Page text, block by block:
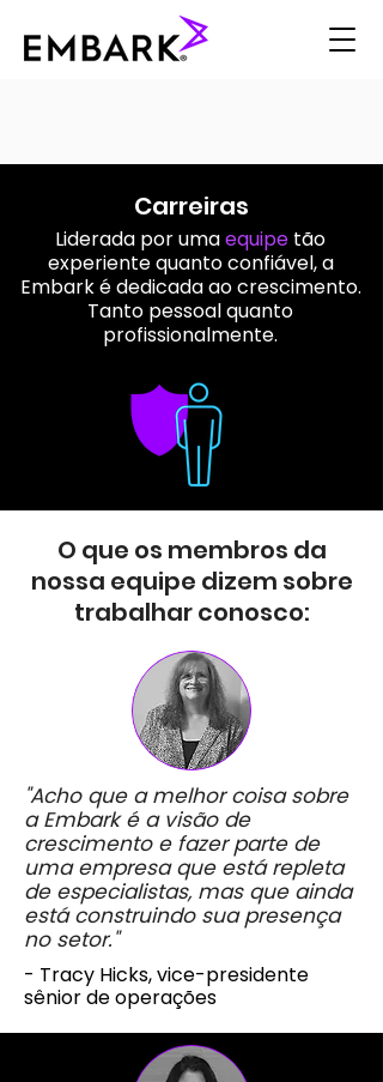
Carreiras
Liderada por umaequipe tão
experiente quanto confiável, a
Embark é dedicada ao crescimento.
Tanto pessoal quanto
profissionalmente.
O que os membros da
nossa equipe dizem sobre
trabalhar conosco:
"Acho que a melhor coisa sobre
a Embark é a visão de
crescimento e fazer parte de
uma empresa que está repleta
de especialistas, mas que ainda
está construindo sua presença
no setor."
- Tracy Hicks, vice-presidente
sênior de operações